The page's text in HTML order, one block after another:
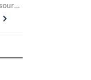
Portfolio Manager, Global Resource Equities